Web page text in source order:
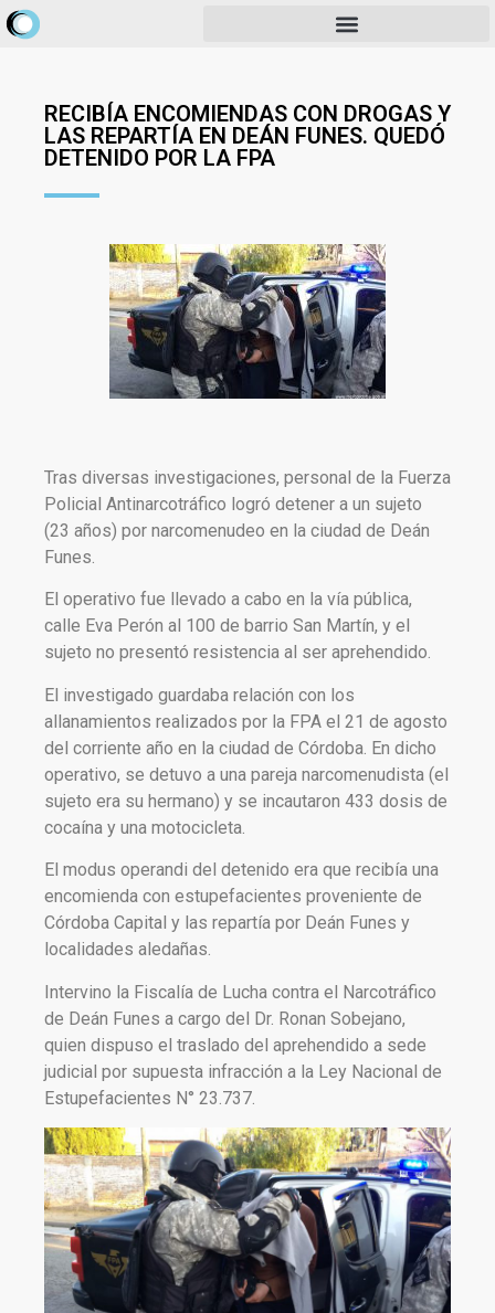
RECIBÍA ENCOMIENDAS CON DROGAS Y
LAS REPARTÍA EN DEÁN FUNES. QUEDÓ
DETENIDO POR LA FPA
Tras diversas investigaciones, personal de la Fuerza
Policial Antinarcotráfico logró detener a un sujeto
(23 años) por narcomenudeo en la ciudad de Deán
Funes.
El operativo fue llevado a cabo en la vía pública,
calle Eva Perón al 100 de barrio San Martín, y el
sujeto no presentó resistencia al ser aprehendido.
El investigado guardaba relación con los
allanamientos realizados por la FPA el 21 de agosto
del corriente año en la ciudad de Córdoba. En dicho
operativo, se detuvo a una pareja narcomenudista (el
sujeto era su hermano) y se incautaron 433 dosis de
cocaína y una motocicleta.
El modus operandi del detenido era que recibía una
encomienda con estupefacientes proveniente de
Córdoba Capital y las repartía por Deán Funes y
localidades aledañas.
Intervino la Fiscalía de Lucha contra el Narcotráfico
de Deán Funes a cargo del Dr. Ronan Sobejano,
quien dispuso el traslado del aprehendido a sede
judicial por supuesta infracción a la Ley Nacional de
Estupefacientes N° 23.737.